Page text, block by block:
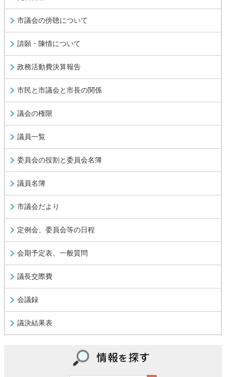
市議会の傍聴について
請願・陳情について
政務活動費決算報告
市民と市議会と市長の関係
議会の権限
議員一覧
委員会の役割と委員会名簿
議員名簿
市議会だより
定例会、委員会等の日程
会期予定表、一般質問
議長交際費
会議録
議決結果表